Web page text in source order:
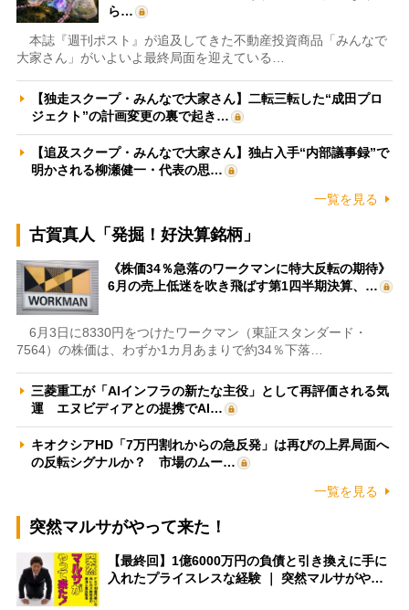
ら…
本誌『週刊ポスト』が追及してきた不動産投資商品「みんなで
大家さん」がいよいよ最終局面を迎えている…
【独走スクープ・みんなで大家さん】二転三転した“成田プロ
ジェクト”の計画変更の裏で起き…
【追及スクープ・みんなで大家さん】独占入手“内部議事録”で
明かされる柳瀬健一・代表の思…
一覧を見る
古賀真人「発掘！好決算銘柄」
《株価34％急落のワークマンに特大反転の期待》
6月の売上低迷を吹き飛ばす第1四半期決算、…
6月3日に8330円をつけたワークマン（東証スタンダード・
7564）の株価は、わずか1カ月あまりで約34％下落…
三菱重工が「AIインフラの新たな主役」として再評価される気
運 エヌビディアとの提携でAI…
キオクシアHD「7万円割れからの急反発」は再びの上昇局面へ
の反転シグナルか？ 市場のムー…
一覧を見る
突然マルサがやって来た！
【最終回】1億6000万円の負債と引き換えに手に
入れたプライスレスな経験 ｜ 突然マルサがや…